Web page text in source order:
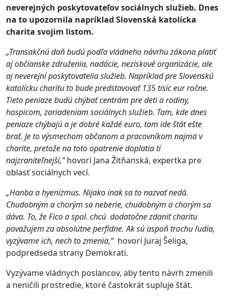
neverejných poskytovateľov sociálnych služieb. Dnes
na to upozornila napríklad Slovenská katolícka
charita svojim listom.
„Transakčnú daň budú podľa vládneho návrhu zákona platiť
aj občianske združenia, nadácie, neziskové organizácie, ale
aj neverejní poskytovatelia služieb. Napríklad pre Slovenskú
katolícku charitu to bude predstavovať 135 tisíc eur ročne.
Tieto peniaze budú chýbať centrám pre deti a rodiny,
hospicom, zariadeniam sociálnych služieb. Tam, kde dnes
peniaze chýbajú a je dobré každé euro, tam ide štát ešte
brať. Je to výsmechom občanom a pracovníkom najmä v
charite, pretože na toto opatrenie doplatia tí
najzraniteľnejší,“hovorí Jana Žitňanská, expertka pre
oblasť sociálnych vecí.
„Hanba a hyenizmus. Nijako inak sa to nazvať nedá.
Chudobným a chorým sa neberie, chudobným a chorým sa
dáva. To, že Fico a spol. chcú dodatočne zdaniť charitu
považujem za absolútne perfídne. Ak sú aspoň trochu ľudia,
vyzývame ich, nech to zmenia,“ hovorí Juraj Šeliga,
podpredseda strany Demokrati.
Vyzývame vládnych poslancov, aby tento návrh zmenili
a neničili prostredie, ktoré častokrát supluje štát.